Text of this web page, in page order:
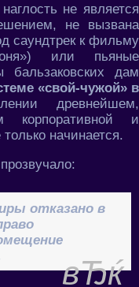
не является
не вызвана
саундтрек к фильму
или пьяные
бальзаковских дам
«свой-чужой» в
древнейшем,
корпоративной и
начинается.
отказано в